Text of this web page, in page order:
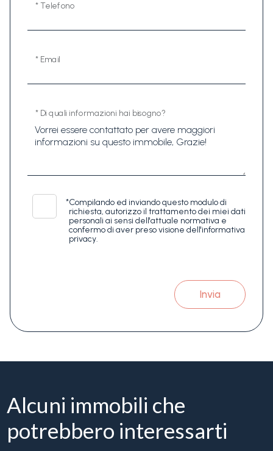
* Telefono
* Email
* Di quali informazioni hai bisogno?
*Compilando ed inviando questo modulo di
richiesta, autorizzo il trattamento dei miei dati
personali ai sensi dell'attuale normativa e
confermo di aver preso visione dell'informativa
privacy.
Invia
Alcuni immobili che
potrebbero interessarti